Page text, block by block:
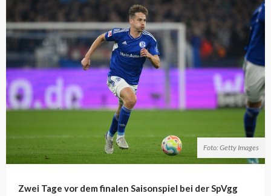
Foto: Getty Images
Zwei Tage vor dem finalen Saisonspiel bei der SpVgg